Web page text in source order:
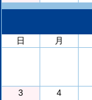
日
月
3
4